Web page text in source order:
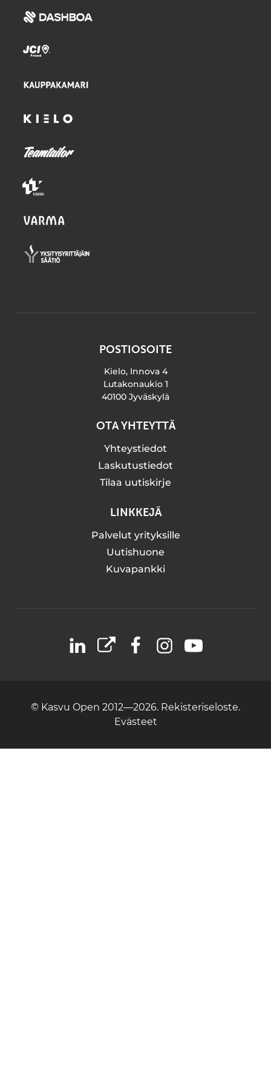
POSTIOSOITE
Kielo, Innova 4
Lutakonaukio 1
40100 Jyväskylä
OTA YHTEYTTÄ
Yhteystiedot
Laskutustiedot
Tilaa uutiskirje
LINKKEJÄ
Palvelut yrityksille
Uutishuone
Kuvapankki
LinkedIn
X FacebookInstagramYouTube
© Kasvu Open 2012—2026. Rekisteriseloste.
Evästeet